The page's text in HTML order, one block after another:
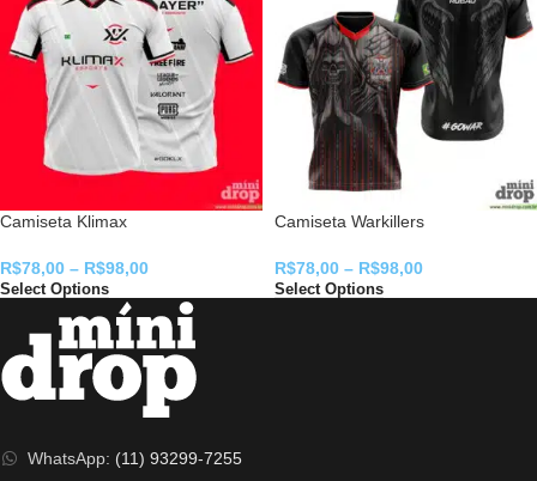
Camiseta Klimax
R$78,00 – R$98,00
Select Options
Camiseta Warkillers
R$78,00 – R$98,00
Select Options
WhatsApp: (11) 93299-7255